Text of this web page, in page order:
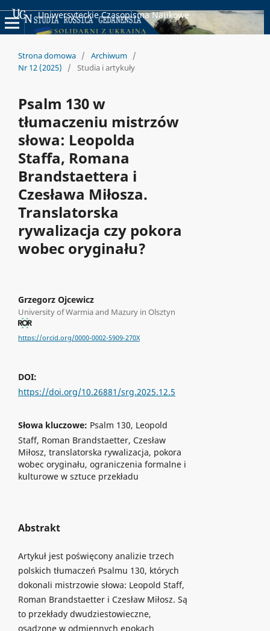
Uniwersyteckie Czasopisma Naukowe
Strona domowa / Archiwum /
Nr 12 (2025)
/ Studia i artykuły
Psalm 130 w
tłumaczeniu mistrzów
słowa: Leopolda
Staffa, Romana
Brandstaettera i
Czesława Miłosza.
Translatorska
rywalizacja czy pokora
wobec oryginału?
Grzegorz Ojcewicz
University of Warmia and Mazury in Olsztyn
https://orcid.org/0000-0002-5909-270X
DOI:
https://doi.org/10.26881/srg.2025.12.5
Słowa kluczowe: Psalm 130, Leopold
Staff, Roman Brandstaetter, Czesław
Miłosz, translatorska rywalizacja, pokora
wobec oryginału, ograniczenia formalne i
kulturowe w sztuce przekładu
Abstrakt
Artykuł jest poświęcony analizie trzech
polskich tłumaczeń Psalmu 130, których
dokonali mistrzowie słowa: Leopold Staff,
Roman Brandstaetter i Czesław Miłosz. Są
to przekłady dwudziestowieczne,
osadzone w odmiennych epokach